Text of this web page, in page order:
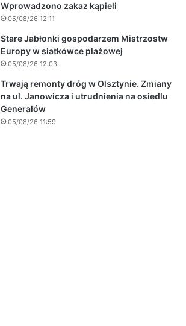
Wprowadzono zakaz kąpieli
05/08/26 12:11
Stare Jabłonki gospodarzem Mistrzostw
Europy w siatkówce plażowej
05/08/26 12:03
Trwają remonty dróg w Olsztynie. Zmiany
na ul. Janowicza i utrudnienia na osiedlu
Generałów
05/08/26 11:59